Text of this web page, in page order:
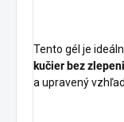
Tento gél je
kučier bez
a upravený vzhľad